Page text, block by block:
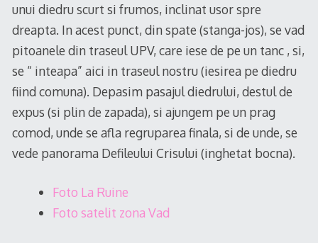
unui diedru scurt si frumos, inclinat usor spre
dreapta. In acest punct, din spate (stanga-jos), se vad
pitoanele din traseul UPV, care iese de pe un tanc , si,
se “ inteapa” aici in traseul nostru (iesirea pe diedru
fiind comuna). Depasim pasajul diedrului, destul de
expus (si plin de zapada), si ajungem pe un prag
comod, unde se afla regruparea finala, si de unde, se
vede panorama Defileului Crisului (inghetat bocna).
Foto La Ruine
Foto satelit zona Vad